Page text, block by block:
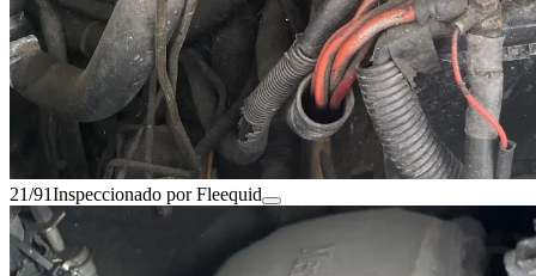
21/91Inspeccionado por Fleequid